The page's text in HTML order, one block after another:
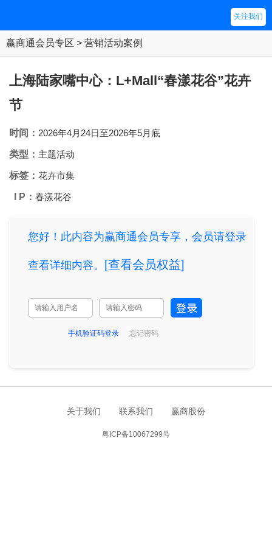
关注我们
赢商通会员专区 > 营销活动案例
上海陆家嘴中心：L+Mall“春漾花谷”花卉
节
时间： 2026年4月24日至2026年5月底
类型： 主题活动
标签： 花卉市集
I P： 春漾花谷
您好！此内容为赢商通会员专享，会员请登录
查看详细内容。 [查看会员权益]
手机验证码登录 忘记密码
关于我们 联系我们 赢商股份
粤ICP备10067299号